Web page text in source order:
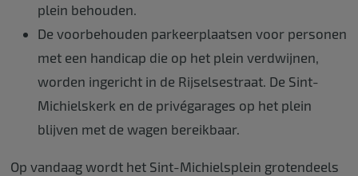
plein behouden.
De voorbehouden parkeerplaatsen voor personen
met een handicap die op het plein verdwijnen,
worden ingericht in de Rijselsestraat. De Sint-
Michielskerk en de privégarages op het plein
blijven met de wagen bereikbaar.
Op vandaag wordt het Sint-Michielsplein grotendeels